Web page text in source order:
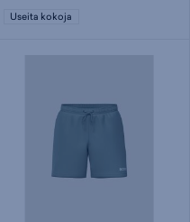
Useita kokoja